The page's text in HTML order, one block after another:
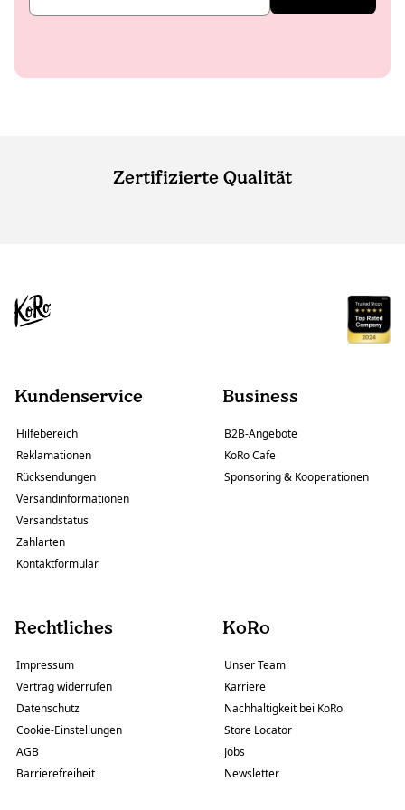
Zertifizierte Qualität
Kundenservice
Hilfebereich
Reklamationen
Rücksendungen
Versandinformationen
Versandstatus
Zahlarten
Kontaktformular
Business
B2B-Angebote
KoRo Cafe
Sponsoring & Kooperationen
Rechtliches
Impressum
Vertrag widerrufen
Datenschutz
Cookie-Einstellungen
AGB
Barrierefreiheit
KoRo
Unser Team
Karriere
Nachhaltigkeit bei KoRo
Store Locator
Jobs
Newsletter